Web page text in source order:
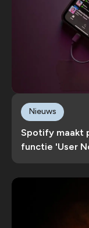
Spotify maakt
functie 'User
Nieuws